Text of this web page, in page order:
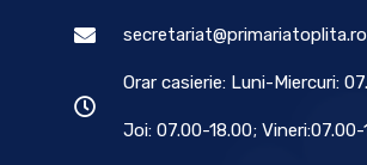
secretariat@primariatoplita.ro
Orar casierie: Luni-Miercuri:
Joi: 07.00-18.00; Vineri:07.00-